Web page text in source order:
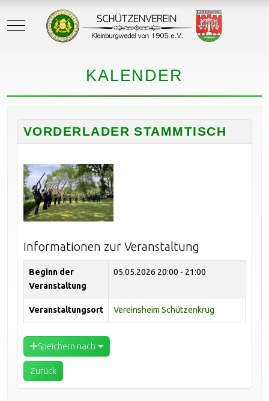
Mobile Menu Toggle
KALENDER
VORDERLADER STAMMTISCH
Informationen zur Veranstaltung
Beginn der
Veranstaltung
05.05.2026 20:00 - 21:00
Veranstaltungsort Vereinsheim Schützenkrug
Speichern nach
Zurück